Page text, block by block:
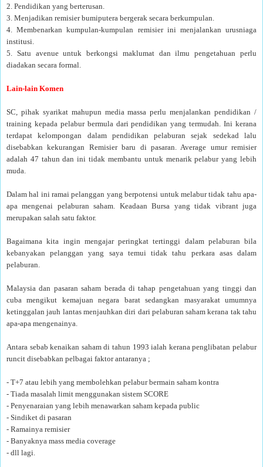
2. Pendidikan yang berterusan.
3. Menjadikan remisier bumiputera bergerak secara berkumpulan.
4. Membenarkan kumpulan-kumpulan remisier ini menjalankan urusniaga
institusi.
5. Satu avenue untuk berkongsi maklumat dan ilmu pengetahuan perlu
diadakan secara formal.
Lain-lain Komen
SC, pihak syarikat mahupun media massa perlu menjalankan pendidikan /
training kepada pelabur bermula dari pendidikan yang termudah. Ini kerana
terdapat kelompongan dalam pendidikan pelaburan sejak sedekad lalu
disebabkan kekurangan Remisier baru di pasaran. Average umur remisier
adalah 47 tahun dan ini tidak membantu untuk menarik pelabur yang lebih
muda.
Dalam hal ini ramai pelanggan yang berpotensi untuk melabur tidak tahu apa-
apa mengenai pelaburan saham. Keadaan Bursa yang tidak vibrant juga
merupakan salah satu faktor.
Bagaimana kita ingin mengajar peringkat tertinggi dalam pelaburan bila
kebanyakan pelanggan yang saya temui tidak tahu perkara asas dalam
pelaburan.
Malaysia dan pasaran saham berada di tahap pengetahuan yang tinggi dan
cuba mengikut kemajuan negara barat sedangkan masyarakat umumnya
ketinggalan jauh lantas menjauhkan diri dari pelaburan saham kerana tak tahu
apa-apa mengenainya.
Antara sebab kenaikan saham di tahun 1993 ialah kerana penglibatan pelabur
runcit disebabkan pelbagai faktor antaranya ;
- T+7 atau lebih yang membolehkan pelabur bermain saham kontra
- Tiada masalah limit menggunakan sistem SCORE
- Penyenaraian yang lebih menawarkan saham kepada public
- Sindiket di pasaran
- Ramainya remisier
- Banyaknya mass media coverage
- dll lagi.